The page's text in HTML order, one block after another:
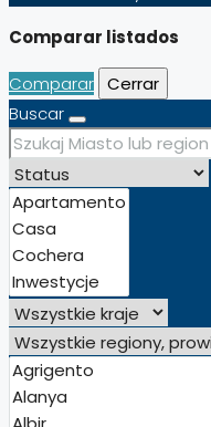
Comparar listados
Comparar Cerrar
Buscar